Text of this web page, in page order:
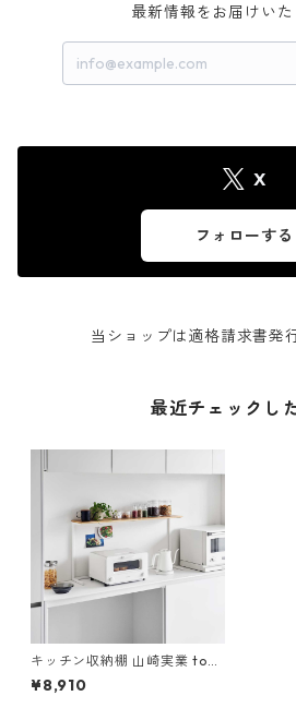
最新情報をお届けいた
X
フォローする
当ショップは適格請求書発
最近チェックし
キッチン収納棚 山崎実業 tow
er タワー キッチンカウンター
上棚 ホワイト
¥8,910